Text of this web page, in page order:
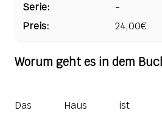
Serie:
-
Preis:
24,00€
Worum geht es in dem
Das Haus ist die